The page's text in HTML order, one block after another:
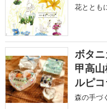
花ととも
ボタ
甲高
ルピコ
森の手づ